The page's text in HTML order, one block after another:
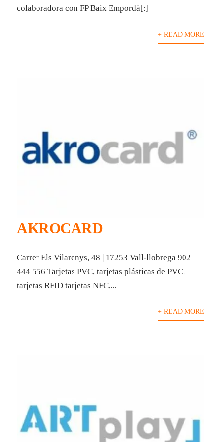
colaboradora con FP Baix Empordà[:]
+ READ MORE
AKROCARD
Carrer Els Vilarenys, 48 | 17253 Vall-llobrega 902
444 556 Tarjetas PVC, tarjetas plásticas de PVC,
tarjetas RFID tarjetas NFC,...
+ READ MORE